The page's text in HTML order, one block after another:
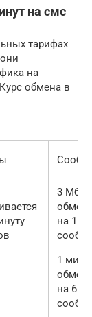
на смс
тарифах
на
обмена в
3 Мб.
на 1
1
на 6